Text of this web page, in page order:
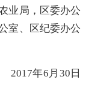
业局，区委办公
室、区纪委办公
年6 月30 日